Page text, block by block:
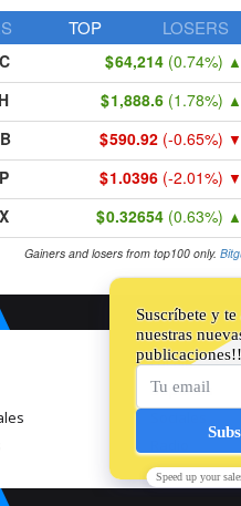
TOP LOSERS
64,214 (0.74%) ▲
1,888.6 (1.78%) ▲
590.92 (-0.65%) ▼
1.0396 (-2.01%) ▼
0.32654 (0.63%) ▲
Gainers and losers from top100 only.
Locales
Deportes